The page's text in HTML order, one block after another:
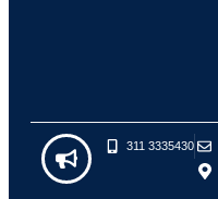
311 3335430